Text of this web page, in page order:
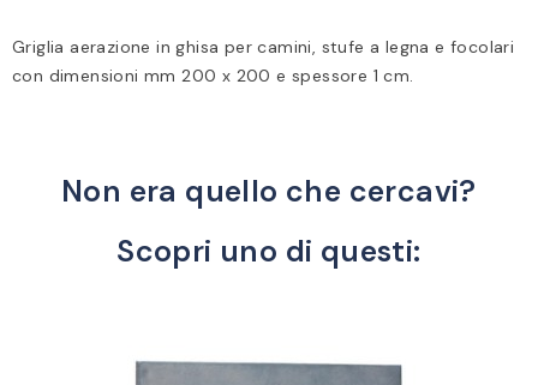
Griglia aerazione in ghisa per camini, stufe a legna e focolari
con dimensioni mm 200 x 200 e spessore 1 cm.
Non era quello che cercavi?
Scopri uno di questi: